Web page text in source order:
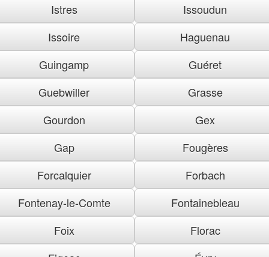
Istres
Issoudun
Issoire
Haguenau
Guingamp
Guéret
Guebwiller
Grasse
Gourdon
Gex
Gap
Fougères
Forcalquier
Forbach
Fontenay-le-Comte
Fontainebleau
Foix
Florac